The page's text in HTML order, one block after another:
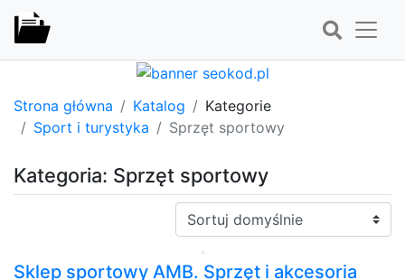
Strona główna Katalog
Kategorie
Sport i turystyka
Sprzęt sportowy
Kategoria: Sprzęt sportowy
Sortuj:
Sklep sportowy AMB. Sprzęt i akcesoria